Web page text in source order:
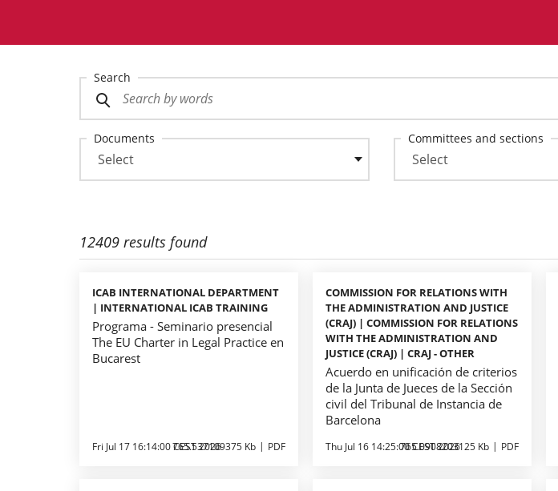
Search
Documents
Committees and sections
12409 results found
ICAB INTERNATIONAL DEPARTMENT
| INTERNATIONAL ICAB TRAINING
Programa - Seminario presencial
The EU Charter in Legal Practice en
Bucarest
Fri Jul 17 16:14:00 CEST 2026
765.537109375 Kb PDF
COMMISSION FOR RELATIONS WITH
THE ADMINISTRATION AND JUSTICE
(CRAJ) | COMMISSION FOR RELATIONS
WITH THE ADMINISTRATION AND
JUSTICE (CRAJ) | CRAJ - OTHER
Acuerdo en unificación de criterios
de la Junta de Jueces de la Sección
civil del Tribunal de Instancia de
Barcelona
Thu Jul 16 14:25:00 CEST 2026
765.0908203125 Kb PDF